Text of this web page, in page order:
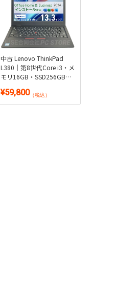
中古 Lenovo ThinkPad
L380｜第8世代Core i3・メ
モリ16GB・SSD256GB・
Windows 11・Microsoft
Office 2024付き
¥59,800（税込）